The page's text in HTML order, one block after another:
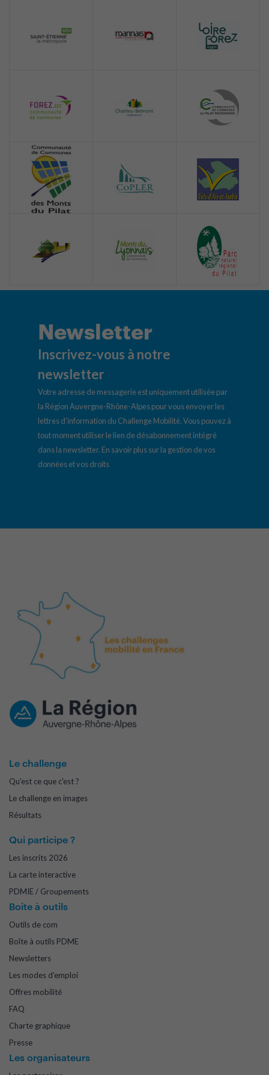
Newsletter
Inscrivez-vous à notre
newsletter
Votre adresse de messagerie est uniquement utilisée par
la Région Auvergne-Rhône-Alpes pour vous envoyer les
lettres d’information du Challenge Mobilité. Vous pouvez à
tout moment utiliser le lien de désabonnement intégré
dans la newsletter. En savoir plus sur la gestion de vos
données et vos droits
Le challenge
Qu'est ce que c'est ?
Le challenge en images
Résultats
Qui participe ?
Les inscrits 2026
La carte interactive
PDMIE / Groupements
Boite à outils
Outils de com
Boîte à outils PDME
Newsletters
Les modes d'emploi
Offres mobilité
FAQ
Charte graphique
Presse
Les organisateurs